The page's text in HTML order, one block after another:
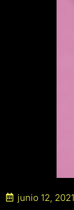
junio 12, 2021